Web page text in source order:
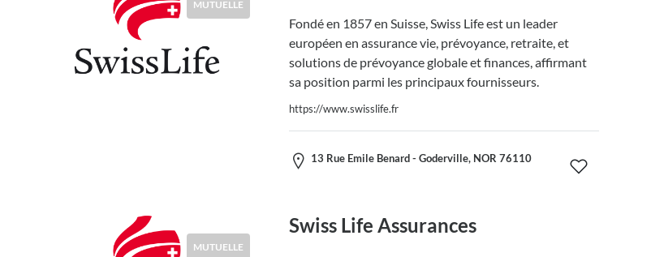
MUTUELLE
Fondé en 1857 en Suisse, Swiss Life est un leader
européen en assurance vie, prévoyance, retraite, et
solutions de prévoyance globale et finances, affirmant
sa position parmi les principaux fournisseurs.
https://www.swisslife.fr
13 Rue Emile Benard - Goderville, NOR 76110
MUTUELLE
Swiss Life Assurances